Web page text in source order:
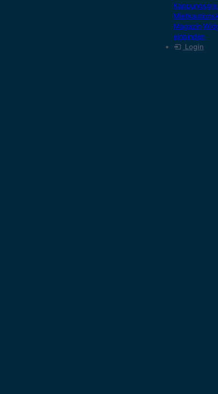
Magazin
einbinden
Login